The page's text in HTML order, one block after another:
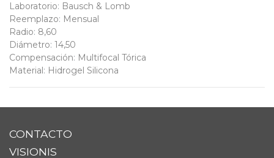
Laboratorio: Bausch & Lomb
Reemplazo: Mensual
Radio: 8,60
Diámetro: 14,50
Compensación: Multifocal Tórica
Material : Hidrogel Silicona
CONTACTO
VISIONIS